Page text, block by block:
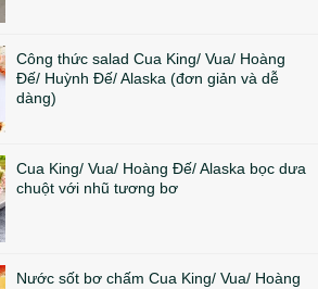
Công thức salad Cua King/ Vua/ Hoàng
Đế/ Huỳnh Đế/ Alaska (đơn giản và dễ
dàng)
Cua King/ Vua/ Hoàng Đế/ Alaska bọc dưa
chuột với nhũ tương bơ
Nước sốt bơ chấm Cua King/ Vua/ Hoàng